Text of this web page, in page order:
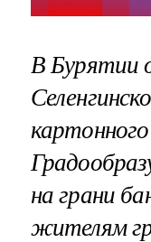
В Бурятии
на грани
жителям